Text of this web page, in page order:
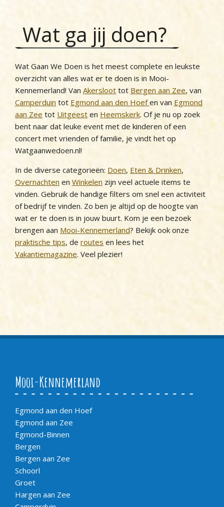
Wat ga jij doen?
Wat Gaan We Doen is het meest complete en leukste
overzicht van alles wat er te doen is in Mooi-
Kennemerland! Van Akersloot tot Bergen aan Zee, van
Camperduin tot Egmond aan den Hoefen van Egmond
aan Zee tot Uitgeest en Heemskerk. Of je nu op zoek
bent naar dat leuke event met de kinderen of een
concert met vrienden of familie, je vindt het op
Watgaanwedoen.nl!
In de diverse categorieën: Doen, Eten & Drinken,
Overnachten en Winkelen zijn veel actuele items te
vinden. Gebruik de handige filters om snel een activiteit
of bedrijf te vinden. Zo ben je altijd op de hoogte van
wat er te doen is in jouw buurt. Kom je een bezoek
brengen aan Mooi-Kennemerland? Bekijk ook onze
praktische tips, de routes en lees het
Vakantiemagazine. Veel plezier!
Mooi-Kennemerland
Egmond aan den Hoef
Egmond aan Zee
Egmond-Binnen
Bergen
Bergen aan Zee
Schoorl
Groet
Hargen aan Zee